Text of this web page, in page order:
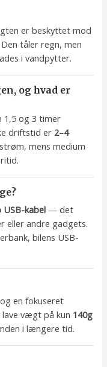
er beskyttet mod
tåler regn, men
i vandpytter.
og hvad er
1,5 og 3 timer
driftstid er 2–4
mens medium
USB-kabel — det
eller andre gadgets.
bilens USB-
og en fokuseret
vægt på kun 140g
i længere tid.